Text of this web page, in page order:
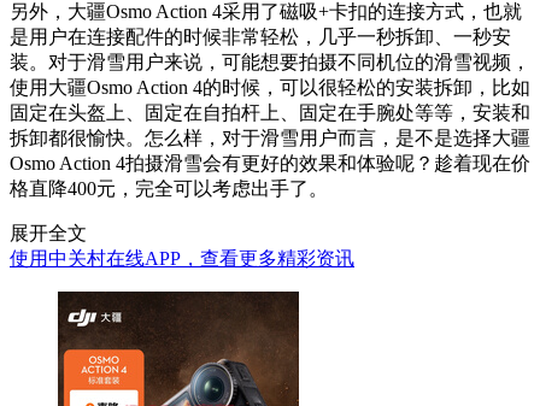
另外，大疆Osmo Action 4采用了磁吸+卡扣的连接方式，也就
是用户在连接配件的时候非常轻松，几乎一秒拆卸、一秒安
装。对于滑雪用户来说，可能想要拍摄不同机位的滑雪视频，
使用大疆Osmo Action 4的时候，可以很轻松的安装拆卸，比如
固定在头盔上、固定在自拍杆上、固定在手腕处等等，安装和
拆卸都很愉快。怎么样，对于滑雪用户而言，是不是选择大疆
Osmo Action 4拍摄滑雪会有更好的效果和体验呢？趁着现在价
格直降400元，完全可以考虑出手了。
展开全文
使用中关村在线APP，查看更多精彩资讯